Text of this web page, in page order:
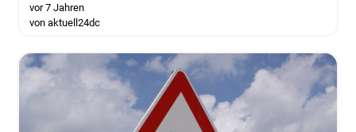
vor 7 Jahren
von aktuell24dc